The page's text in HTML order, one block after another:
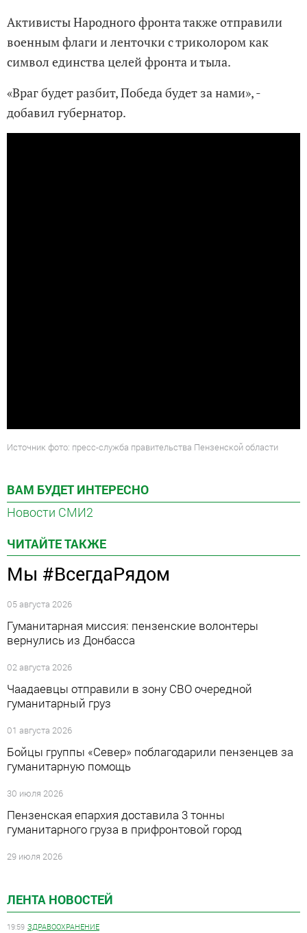
ЛЕНТА НОВОСТЕЙ
19:59 ЗДРАВООХРАНЕНИЕ
Активисты Народного фронта также отправили
военным флаги и ленточки с триколором как
символ единства целей фронта и тыла.
«Враг будет разбит, Победа будет за нами», -
добавил губернатор.
Источник фото: пресс-служба правительства Пензенской области
ВАМ БУДЕТ ИНТЕРЕСНО
Новости СМИ2
ЧИТАЙТЕ ТАКЖЕ
Мы #ВсегдаРядом
05 августа 2026
Гуманитарная миссия: пензенские волонтеры
вернулись из Донбасса
02 августа 2026
Чаадаевцы отправили в зону СВО очередной
гуманитарный груз
01 августа 2026
Бойцы группы «Север» поблагодарили пензенцев за
гуманитарную помощь
30 июля 2026
Пензенская епархия доставила 3 тонны
гуманитарного груза в прифронтовой город
29 июля 2026